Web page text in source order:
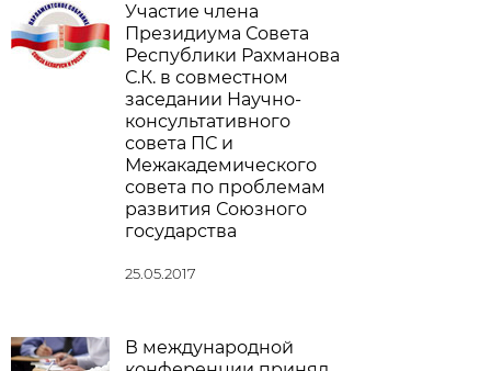
Участие члена
Президиума Совета
Республики Рахманова
С.К. в совместном
заседании Научно-
консультативного
совета ПС и
Межакадемического
совета по проблемам
развития Союзного
государства
25.05.2017
В международной